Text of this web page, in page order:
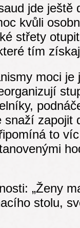
jde
kvůli
střety
tím
moci
zapojit
to
„Ženy
stolu,